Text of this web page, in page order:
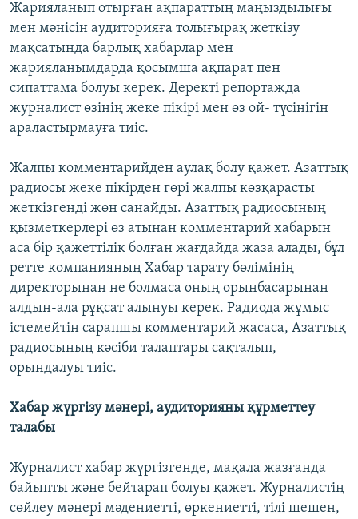
Жарияланып отырған ақпараттың маңыздылығы
мен мәнісін аудиторияға толығырақ жеткізу
мақсатында барлық хабарлар мен
жарияланымдарда қосымша ақпарат пен
сипаттама болуы керек. Деректі репортажда
журналист өзінің жеке пікірі мен өз ой- түсінігін
араластырмауға тиіс.
Жалпы комментарийден аулақ болу қажет. Азаттық
радиосы жеке пікірден гөрі жалпы көзқарасты
жеткізгенді жөн санайды. Азаттық радиосының
қызметкерлері өз атынан комментарий хабарын
аса бір қажеттілік болған жағдайда жаза алады, бұл
ретте компанияның Хабар тарату бөлімінің
директорынан не болмаса оның орынбасарынан
алдын-ала рұқсат алынуы керек. Радиода жұмыс
істемейтін сарапшы комментарий жасаса, Азаттық
радиосының кәсіби талаптары сақталып,
орындалуы тиіс.
Хабар жүргізу мәнері, аудиторияны құрметтеу
талабы
Журналист хабар жүргізгенде, мақала жазғанда
байыпты және бейтарап болуы қажет. Журналистің
сөйлеу мәнері мәдениетті, өркениетті, тілі шешен,